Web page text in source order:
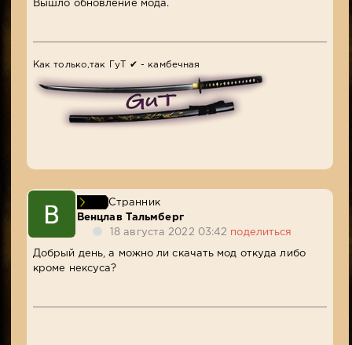
Вышло обновление мода.
Как только,так ГуТ ✔ - камбечная
Странник
Венцлав Тальмберг
18 августа 2022 03:42 поделиться
Добрый день, а можно ли скачать мод откуда либо
кроме нексуса?